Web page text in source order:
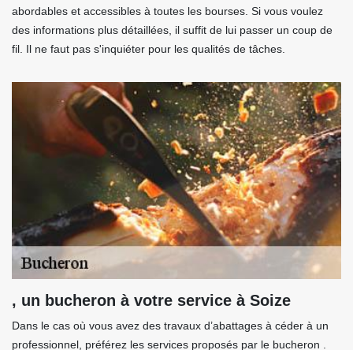
abordables et accessibles à toutes les bourses. Si vous voulez
des informations plus détaillées, il suffit de lui passer un coup de
fil. Il ne faut pas s'inquiéter pour les qualités de tâches.
, un bucheron à votre service à Soize
Dans le cas où vous avez des travaux d’abattages à céder à un
professionnel, préférez les services proposés par le bucheron .